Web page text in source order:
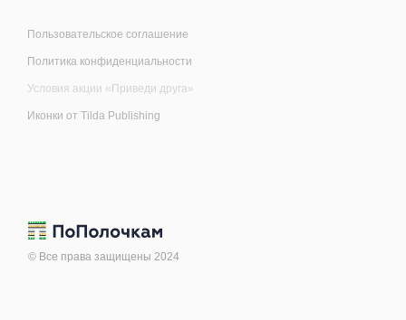
© Все права защищены 2024
Политика конфиденциальности
Пользовательское соглашение
Условия акции «Приведи друга»
Иконки от Tilda Publishing